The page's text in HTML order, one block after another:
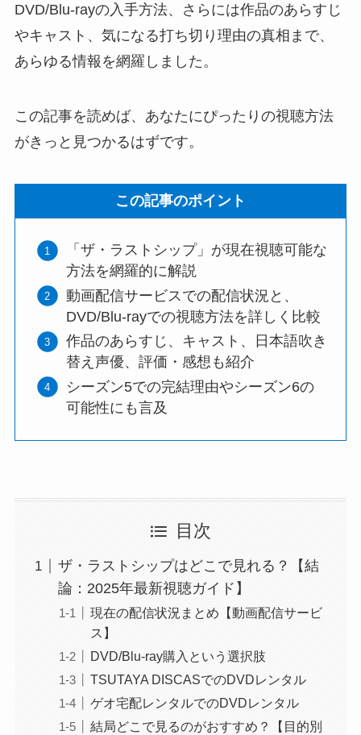
DVD/Blu-rayの入手方法、さらには作品のあらすじ
やキャスト、気になる打ち切り理由の真相まで、
あらゆる情報を網羅しました。
この記事を読めば、あなたにぴったりの視聴方法
がきっと見つかるはずです。
この記事のポイント
「ザ・ラストシップ」が現在視聴可能な
方法を網羅的に解説
動画配信サービスでの配信状況と、
DVD/Blu-rayでの視聴方法を詳しく比較
作品のあらすじ、キャスト、日本語吹き
替え声優、評価・感想も紹介
シーズン5での完結理由やシーズン6の
可能性にも言及
目次
ザ・ラストシップはどこで見れる？【結
論：2025年最新視聴ガイド】
現在の配信状況まとめ【動画配信サービ
ス】
DVD/Blu-ray購入という選択肢
TSUTAYA DISCASでのDVDレンタル
ゲオ宅配レンタルでのDVDレンタル
結局どこで見るのがおすすめ？【目的別